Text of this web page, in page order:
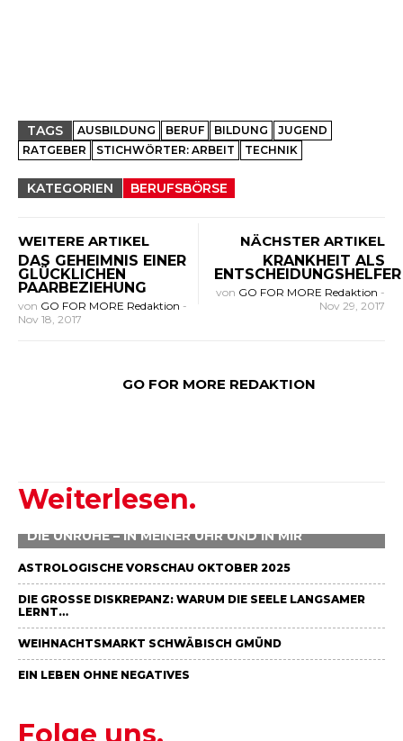
TAGS AUSBILDUNG BERUF BILDUNG
JUGEND
RATGEBER
STICHWÖRTER: ARBEIT TECHNIK
KATEGORIEN BERUFSBÖRSE
WEITERE ARTIKEL
DAS GEHEIMNIS EINER
GLÜCKLICHEN
PAARBEZIEHUNG
von GO FOR MORE Redaktion -
Nov 18, 2017
NÄCHSTER ARTIKEL
KRANKHEIT ALS
ENTSCHEIDUNGSHELFER
von GO FOR MORE Redaktion -
Nov 29, 2017
GO FOR MORE REDAKTION
Weiterlesen.
DIE UNRUHE – IN MEINER UHR UND IN MIR
ASTROLOGISCHE VORSCHAU OKTOBER 2025
DIE GROSSE DISKREPANZ: WARUM DIE SEELE LANGSAMER L
ERNT…
WEIHNACHTSMARKT SCHWÄBISCH GMÜND
EIN LEBEN OHNE NEGATIVES
Folge uns.